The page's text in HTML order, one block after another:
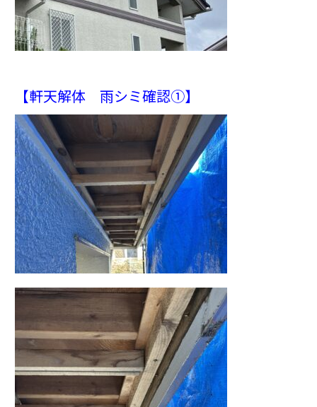
【軒天解体 雨シミ確認①】